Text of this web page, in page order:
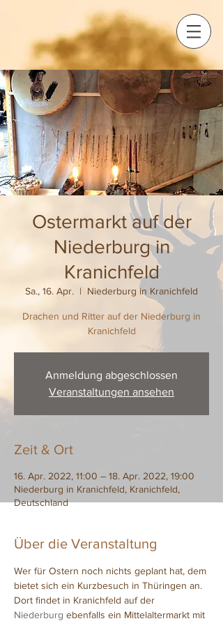
Ostermarkt auf der
Niederburg in
Kranichfeld
Sa., 16. Apr.
  |
Niederburg in Kranichfeld
Drachen und Ritter auf der Niederburg in
Kranichfeld
Anmeldung abgeschlossen
Veranstaltungen ansehen
Zeit & Ort
16. Apr. 2022, 11:00 – 18. Apr. 2022, 19:00
Niederburg in Kranichfeld, Kranichfeld,
Deutschland
Über die Veranstaltung
Wer für Ostern noch nichts geplant hat, dem
bietet sich ein Kurzbesuch in Thüringen an.
Dort findet in Kranichfeld auf der
Niederburg ebenfalls ein Mittelaltermarkt mit